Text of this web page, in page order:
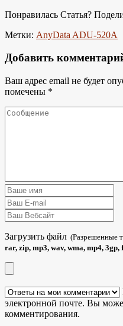
Понравилась Статья?
Метки: AnyData ADU-520A
Добавить
Ваш адрес email не будет
помечены *
Загрузить файл (Разрешенные
rar, zip, mp3, wav, wma, mp4, 3gp,
электронной почте. Вы
комментирования.